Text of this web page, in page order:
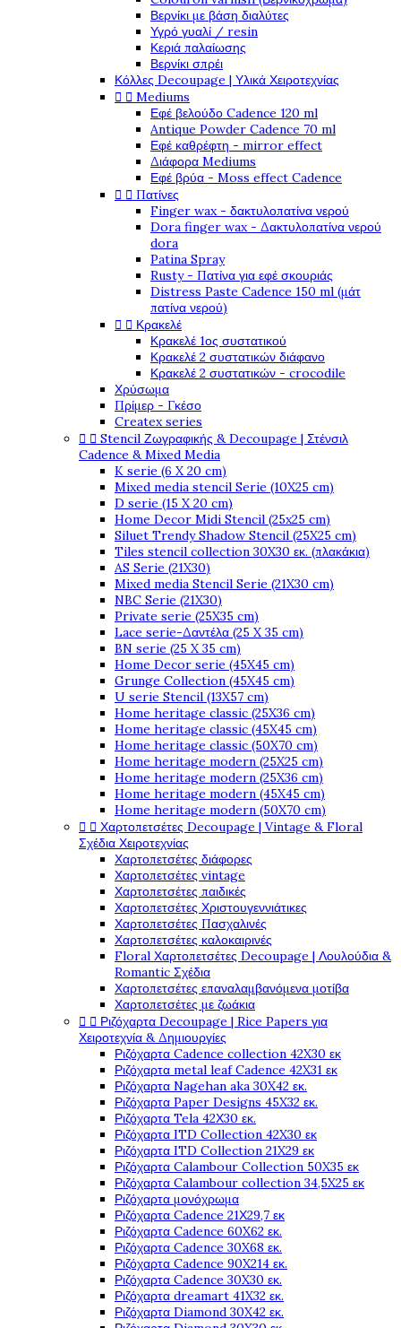
Βερνίκι με βάση διαλύτες
Υγρό γυαλί / resin
Κεριά παλαίωσης
Βερνίκι σπρέι
Κόλλες Decoupage | Υλικά Χειροτεχνίας
  Mediums
Εφέ βελούδο Cadence 120 ml
Antique Powder Cadence 70 ml
Εφέ καθρέφτη - mirror effect
Διάφορα Mediums
Εφέ βρύα - Moss effect Cadence
  Πατίνες
Finger wax - δακτυλοπατίνα νερού
Dora finger wax - Δακτυλοπατίνα νερού
dora
Patina Spray
Rusty - Πατίνα για εφέ σκουριάς
Distress Paste Cadence 150 ml (μάτ
πατίνα νερού)
  Κρακελέ
Κρακελέ 1ος συστατικού
Κρακελέ 2 συστατικών διάφανο
Κρακελέ 2 συστατικών - crocodile
Χρύσωμα
Πρίμερ - Γκέσο
Createx series
  Stencil Ζωγραφικής & Decoupage | Στένσιλ
Cadence & Mixed Media
K serie (6 X 20 cm)
Mixed media stencil Serie (10X25 cm)
D serie (15 X 20 cm)
Home Decor Midi Stencil (25x25 cm)
Siluet Trendy Shadow Stencil (25X25 cm)
Tiles stencil collection 30X30 εκ. (πλακάκια)
AS Serie (21X30)
Mixed media Stencil Serie (21X30 cm)
NBC Serie (21X30)
Private serie (25X35 cm)
Lace serie-Δαντέλα (25 X 35 cm)
BN serie (25 X 35 cm)
Home Decor serie (45X45 cm)
Grunge Collection (45X45 cm)
U serie Stencil (13X57 cm)
Home heritage classic (25X36 cm)
Home heritage classic (45X45 cm)
Home heritage classic (50X70 cm)
Home heritage modern (25X25 cm)
Home heritage modern (25X36 cm)
Home heritage modern (45X45 cm)
Home heritage modern (50X70 cm)
  Χαρτοπετσέτες Decoupage | Vintage & Floral
Σχέδια Χειροτεχνίας
Χαρτοπετσέτες διάφορες
Χαρτοπετσέτες vintage
Χαρτοπετσέτες παιδικές
Χαρτοπετσέτες Χριστουγεννιάτικες
Χαρτοπετσέτες Πασχαλινές
Χαρτοπετσέτες καλοκαιρινές
Floral Χαρτοπετσέτες Decoupage | Λουλούδια &
Romantic Σχέδια
Χαρτοπετσέτες επαναλαμβανόμενα μοτίβα
Χαρτοπετσέτες με ζωάκια
  Ριζόχαρτα Decoupage | Rice Papers για
Χειροτεχνία & Δημιουργίες
Ριζόχαρτα Cadence collection 42X30 εκ
Ριζόχαρτα metal leaf Cadence 42X31 εκ
Ριζόχαρτα Nagehan aka 30X42 εκ.
Ριζόχαρτα Paper Designs 45X32 εκ.
Ριζόχαρτα Tela 42Χ30 εκ.
Ριζόχαρτα ITD Collection 42X30 εκ
Ριζόχαρτα ITD Collection 21X29 εκ
Ριζόχαρτα Calambour Collection 50X35 εκ
Ριζόχαρτα Calambour collection 34,5X25 εκ
Ριζόχαρτα μονόχρωμα
Ριζόχαρτα Cadence 21Χ29,7 εκ
Ριζόχαρτα Cadence 60X62 εκ.
Ριζόχαρτα Cadence 30X68 εκ.
Ριζόχαρτα Cadence 90X214 εκ.
Ριζόχαρτα Cadence 30X30 εκ.
Ριζόχαρτα dreamart 41X32 εκ.
Ριζόχαρτα Diamond 30X42 εκ.